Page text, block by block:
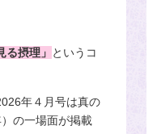
る摂理」 というコ
年４月号は真の
の一場面が掲載